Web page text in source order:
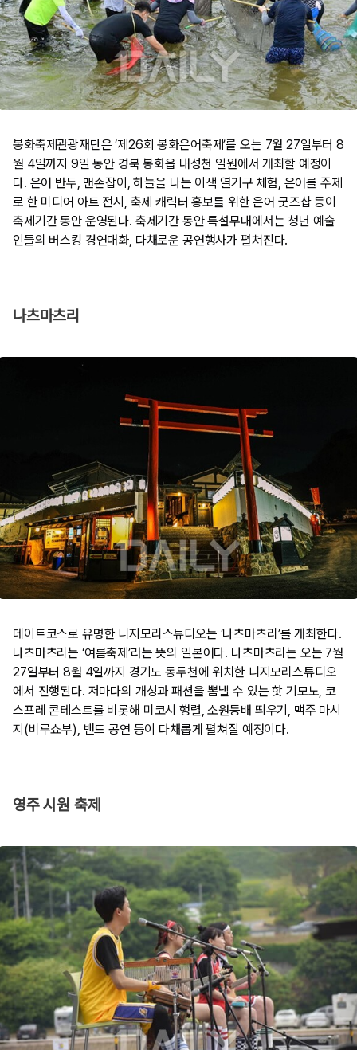
봉화축제관광재단은 ‘제26회 봉화은어축제’를 오는 7월 27일부터 8
월 4일까지 9일 동안 경북 봉화읍 내성천 일원에서 개최할 예정이
다. 은어 반두, 맨손잡이, 하늘을 나는 이색 열기구 체험, 은어를 주제
로 한 미디어 아트 전시, 축제 캐릭터 홍보를 위한 은어 굿즈샵 등이
축제기간 동안 운영된다. 축제기간 동안 특설무대에서는 청년 예술
인들의 버스킹 경연대화, 다채로운 공연행사가 펼쳐진다.
나츠마츠리
데이트코스로 유명한 니지모리스튜디오는 ‘나츠마츠리’를 개최한다.
나츠마츠리는 ‘여름축제’라는 뜻의 일본어다. 나츠마츠리는 오는 7월
27일부터 8월 4일까지 경기도 동두천에 위치한 니지모리스튜디오
에서 진행된다. 저마다의 개성과 패션을 뽐낼 수 있는 핫 기모노, 코
스프레 콘테스트를 비롯해 미코시 행렬, 소원등배 띄우기, 맥주 마시
지(비루쇼부), 밴드 공연 등이 다채롭게 펼쳐질 예정이다.
영주 시원 축제